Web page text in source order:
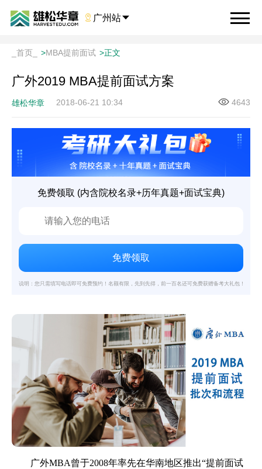
 广州站
_首页_ >MBA提前面试 >正文
广外2019 MBA提前面试方案
雄松华章 2018-06-21 10:34 4643
免费领取 (内含院校名录+历年真题+面试宝典)
说明：您只需填写电话即可免费预约！名额有限，先到先得，前一百名还可免费获赠备考大礼包！
广外MBA曾于2008年率先在华南地区推出“提前面试